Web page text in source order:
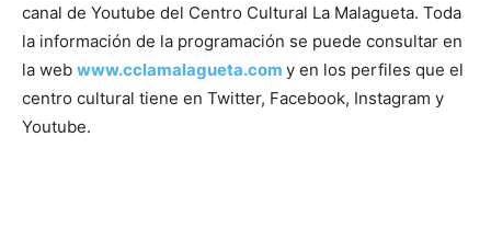
canal de Youtube del Centro Cultural La Malagueta. Toda
la información de la programación se puede consultar en
la web www.cclamalagueta.com y en los perfiles que el
centro cultural tiene en Twitter, Facebook, Instagram y
Youtube.